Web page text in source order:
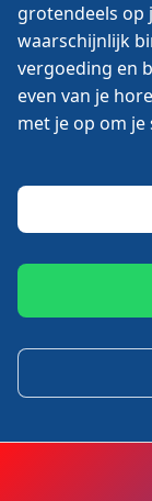
grotendeels op
waarschijnlijk
vergoeding en
even van je
met je op om